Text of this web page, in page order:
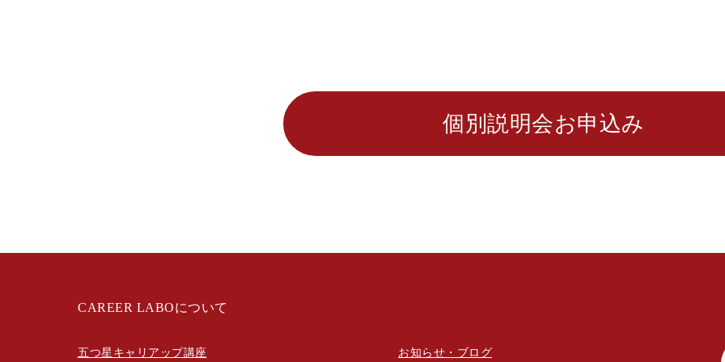
個別説明会お申込み
CAREER LABOについて
五つ星キャリアップ講座 お知らせ・ブログ